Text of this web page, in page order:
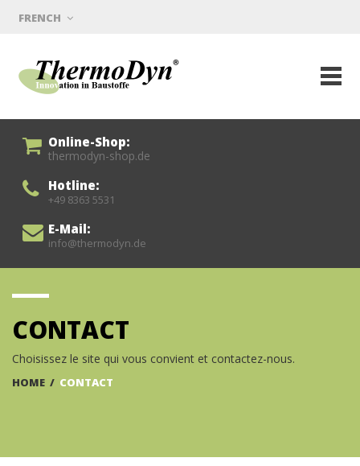
FRENCH
Online-Shop:
thermodyn-shop.de
Hotline:
+49 8363 5531
E-Mail:
info@thermodyn.de
CONTACT
Choisissez le site qui vous convient et contactez-nous.
HOME / CONTACT